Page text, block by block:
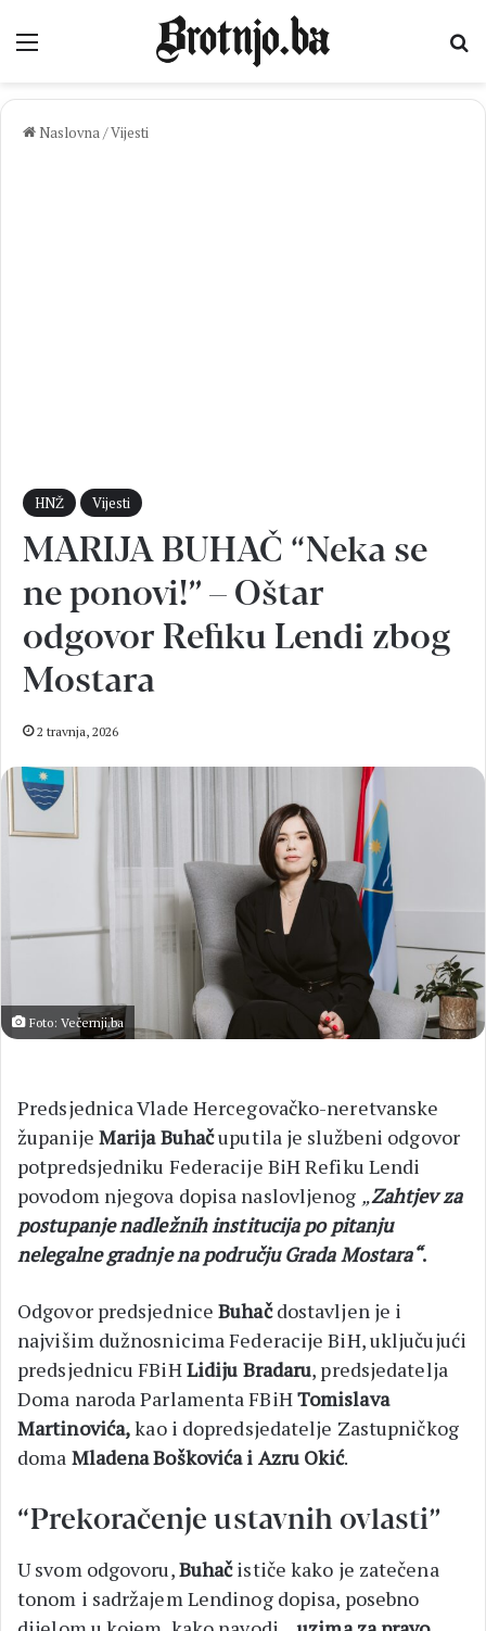
Izbornik
Naslovna/Vijesti
HNŽ Vijesti
MARIJA BUHAČ “Neka se
ne ponovi!” – Oštar
odgovor Refiku Lendi zbog
Mostara
2 travnja, 2026
Foto: Večernji.ba
Predsjednica Vlade Hercegovačko-neretvanske
županije Marija Buhačuputila je službeni odgovor
potpredsjedniku Federacije BiH Refiku Lendi
povodom njegova dopisa naslovljenog „Zahtjev za
postupanje nadležnih institucija po pitanju
nelegalne gradnje na području Grada Mostara“.
Odgovor predsjedniceBuhačdostavljen je i
najvišim dužnosnicima Federacije BiH, uključujući
predsjednicu FBiHLidiju Bradaru, predsjedatelja
Doma naroda Parlamenta FBiHTomislava
Martinovića,kao i dopredsjedatelje Zastupničkog
doma Mladena Boškovića i Azru Okić.
“Prekoračenje ustavnih ovlasti”
U svom odgovoru,Buhačističe kako je zatečena
tonom i sadržajem Lendinog dopisa, posebno